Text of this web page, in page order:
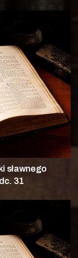
sławnego
31